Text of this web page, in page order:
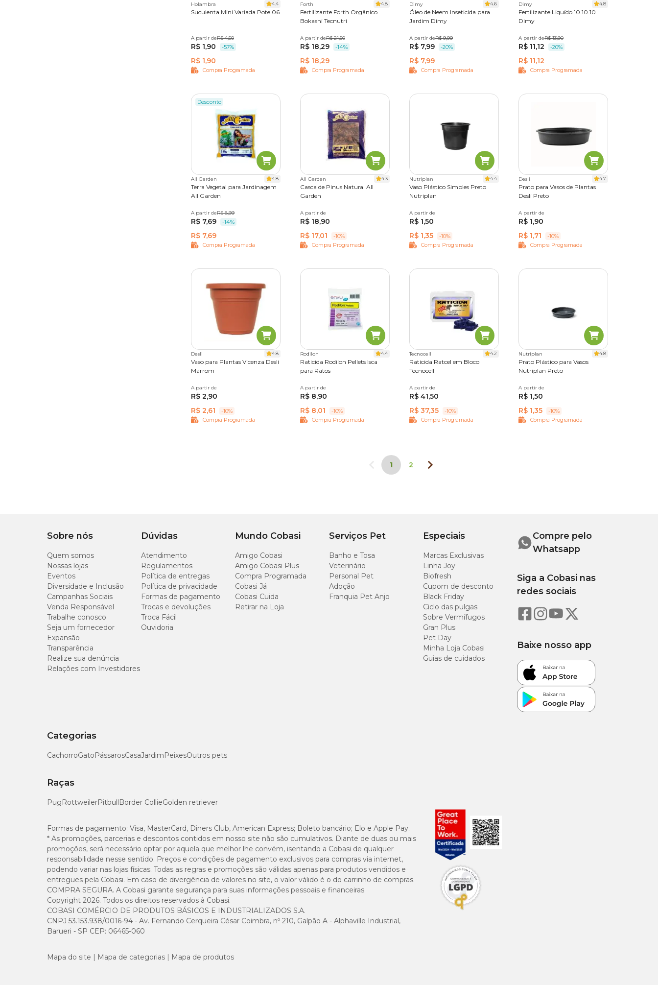
Holambra 4.4
Suculenta Mini Variada Pote 06
Único
A partir deR$ 4,50
R$ 1,90 -57%
R$ 1,90
Compra Programada
Forth 4.8
Fertilizante Forth Orgânico
Bokashi Tecnutri
250 g
A partir deR$ 21,50
R$ 18,29 -14%
R$ 18,29
Compra Programada
Dimy 4.6
Óleo de Neem Inseticida para
Jardim Dimy
20 ml
A partir deR$ 9,99
R$ 7,99 -20%
R$ 7,99
Compra Programada
Dimy 4.8
Fertilizante Liquído 10.10.10
Dimy
120ml 500ml
A partir deR$ 13,90
R$ 11,12 -20%
R$ 11,12
Compra Programada
Desconto
All Garden 4.8
Terra Vegetal para Jardinagem
All Garden
2 kg
A partir deR$ 8,99
R$ 7,69 -14%
R$ 7,69
Compra Programada
All Garden 4.3
Casca de Pinus Natural All
Garden
2,5 kg
A partir de
R$ 18,90
R$ 17,01
-10%
Compra Programada
Nutriplan 4.4
Vaso Plástico Simples Preto
Nutriplan
Nº 1 Nº 1,5
Nº 3
A partir de
R$ 1,50
R$ 1,35
-10%
Compra Programada
Desli 4.7
Prato para Vasos de Plantas
Desli Preto
Nº 03
Nº 07
A partir de
R$ 1,90
R$ 1,71
-10%
Compra Programada
Desli 4.8
Vaso para Plantas Vicenza Desli
Marrom
10 cm
26 cm
A partir de
R$ 2,90
R$ 2,61
-10%
Compra Programada
Rodilon 4.4
Raticida Rodilon Pellets Isca
para Ratos
25 g
A partir de
R$ 8,90
R$ 8,01
-10%
Compra Programada
Tecnocell 4.2
Raticida Ratcel em Bloco
Tecnocell
500 g
A partir de
R$ 41,50
R$ 37,35
-10%
Compra Programada
Nutriplan 4.8
Prato Plástico para Vasos
Nutriplan Preto
Nº 0 Nº 1
Nº 3
A partir de
R$ 1,50
R$ 1,35
-10%
Compra Programada
1 2
Sobre nós
Quem somos
Nossas lojas
Eventos
Diversidade e Inclusão
Campanhas Sociais
Venda Responsável
Trabalhe conosco
Seja um fornecedor
Expansão
Transparência
Realize sua denúncia
Relações com Investidores
Dúvidas
Atendimento
Regulamentos
Política de entregas
Política de privacidade
Formas de pagamento
Trocas e devoluções
Troca Fácil
Ouvidoria
Mundo Cobasi
Amigo Cobasi
Amigo Cobasi Plus
Compra Programada
Cobasi Já
Cobasi Cuida
Retirar na Loja
Serviços Pet
Banho e Tosa
Veterinário
Personal Pet
Adoção
Franquia Pet Anjo
Especiais
Marcas Exclusivas
Linha Joy
Biofresh
Cupom de desconto
Black Friday
Ciclo das pulgas
Sobre Vermífugos
Gran Plus
Pet Day
Minha Loja Cobasi
Guias de cuidados
Categorias
CachorroGatoPássarosCasaJardimPeixesOutros pets
Raças
PugRottweilerPitbullBorder CollieGolden retriever
Compre pelo
Whatsapp
Siga a Cobasi nas
redes sociais
Baixe nosso app
Formas de pagamento: Visa, MasterCard, Diners Club, American Express; Boleto bancário; Elo e Apple Pay.
* As promoções, parcerias e descontos contidos em nosso site não são cumulativos. Diante de duas ou mais
promoções, será necessário optar por aquela que melhor lhe convém, isentando a Cobasi de qualquer
responsabilidade nesse sentido. Preços e condições de pagamento exclusivos para compras via internet,
podendo variar nas lojas físicas. Todas as regras e promoções são válidas apenas para produtos vendidos e
entregues pela Cobasi. Em caso de divergência de valores no site, o valor válido é o do carrinho de compras.
COMPRA SEGURA. A Cobasi garante segurança para suas informações pessoais e financeiras.
Copyright 2026. Todos os direitos reservados à Cobasi.
COBASI COMÉRCIO DE PRODUTOS BÁSICOS E INDUSTRIALIZADOS S.A.
CNPJ 53.153.938/0016-94 - Av. Fernando Cerqueira César Coimbra, nº 210, Galpão A - Alphaville Industrial,
Barueri - SP CEP: 06465-060
Mapa do site Mapa de categorias Mapa de produtos